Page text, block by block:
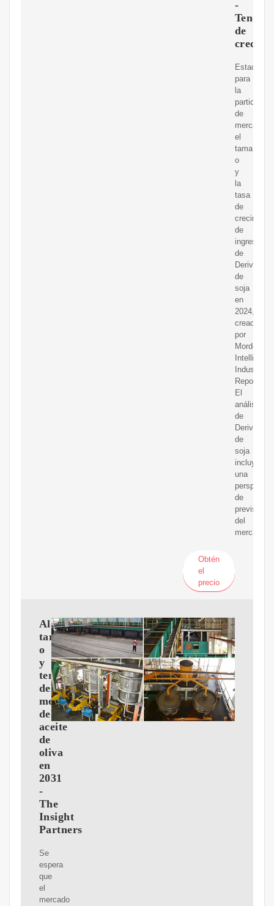
-
de
para
la
de
mercado,
el
tama?
o
y
la
tasa
de
de
ingresos
de
Derivados
de
soja
en
2024,
creadas
por
Mordor
Industry
Reports.
El
análisis
de
Derivados
de
soja
incluye
una
de
previsión
del
mercado
Obtén
el
precio
Alcance,
tama?
o
y
tendencias
del
mercado
del
aceite
de
oliva
en
2031
-
The
Insight
Partners
Se
espera
que
el
mercado